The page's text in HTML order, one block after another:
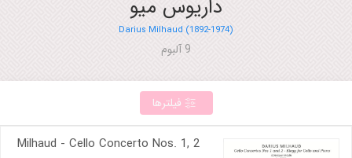
داریوس میو
Darius Milhaud (1892-1974)
فیلترها
Milhaud - Cello Concerto Nos. 1, 2